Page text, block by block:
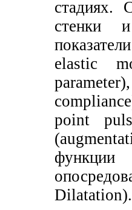
стадиях.
стенки
elastic
point
Dilatation).